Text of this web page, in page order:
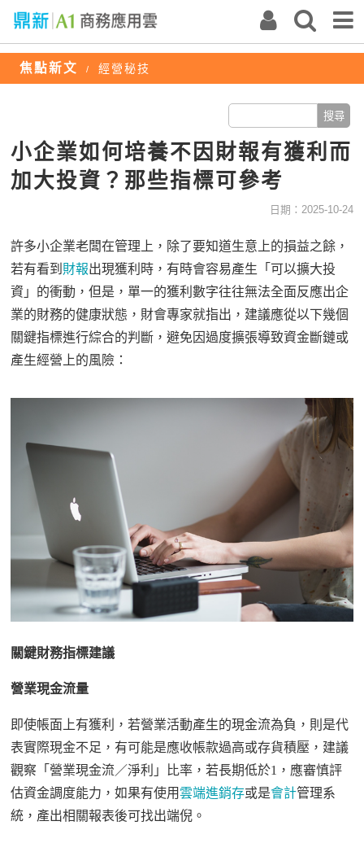
焦點新文 / 經營秘技
小企業如何培養不因財報有獲利而
加大投資？那些指標可參考
日期：2025-10-24
許多小企業老闆在管理上，除了要知道生意上的損益之餘，
若有看到 財報出現獲利時，有時會容易產生「可以擴大投
資」的衝動，但是，單一的獲利數字往往無法全面反應出企
業的財務的健康狀態，財會專家就指出，建議應從以下幾個
關鍵指標進行綜合的判斷，避免因過度擴張導致資金斷鏈或
產生經營上的風險：
關鍵財務指標建議
營業現金流量
即使帳面上有獲利，若營業活動產生的現金流為負，則是代
表實際現金不足，有可能是應收帳款過高或存貨積壓，建議
觀察「營業現金流／淨利」比率，若長期低於1 ，應審慎評
估資金調度能力，如果有使用雲端進銷存或是會計管理系
統，產出相關報表後可找出端倪。